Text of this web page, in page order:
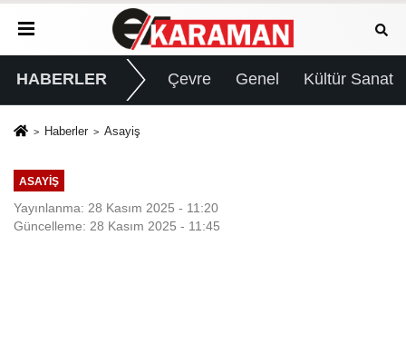
HABERLER Çevre Genel Kültür Sanat
Haberler Asayiş
ASAYIŞ
Yayınlanma: 28 Kasım 2025 - 11:20
Güncelleme: 28 Kasım 2025 - 11:45